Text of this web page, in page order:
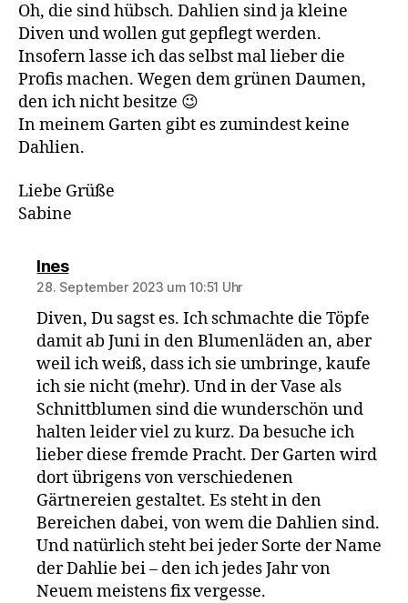
Oh, die sind hübsch. Dahlien sind ja kleine
Diven und wollen gut gepflegt werden.
Insofern lasse ich das selbst mal lieber die
Profis machen. Wegen dem grünen Daumen,
den ich nicht besitze 😉
In meinem Garten gibt es zumindest keine
Dahlien.
Liebe Grüße
Sabine
Inessagt:
28. September 2023 um 10:51 Uhr
Diven, Du sagst es. Ich schmachte die Töpfe
damit ab Juni in den Blumenläden an, aber
weil ich weiß, dass ich sie umbringe, kaufe
ich sie nicht (mehr). Und in der Vase als
Schnittblumen sind die wunderschön und
halten leider viel zu kurz. Da besuche ich
lieber diese fremde Pracht. Der Garten wird
dort übrigens von verschiedenen
Gärtnereien gestaltet. Es steht in den
Bereichen dabei, von wem die Dahlien sind.
Und natürlich steht bei jeder Sorte der Name
der Dahlie bei – den ich jedes Jahr von
Neuem meistens fix vergesse.